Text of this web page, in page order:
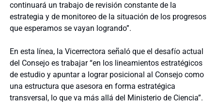
continuará un trabajo de revisión constante de la
estrategia y de monitoreo de la situación de los progresos
que esperamos se vayan logrando”.
En esta línea, la Vicerrectora señaló que el desafío actual
del Consejo es trabajar “en los lineamientos estratégicos
de estudio y apuntar a lograr posicional al Consejo como
una estructura que asesora en forma estratégica
transversal, lo que va más allá del Ministerio de Ciencia”.